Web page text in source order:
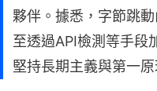
夥伴。據悉，字節跳
至透過API檢測等手段
堅持長期主義與第一原